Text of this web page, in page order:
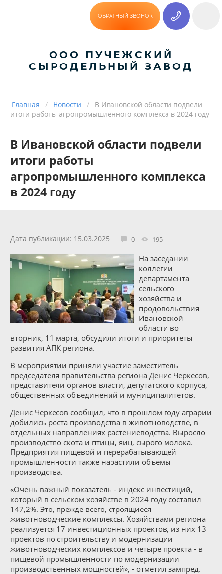
ОБРАТНЫЙ ЗВОНОК
ООО ПУЧЕЖСКИЙ
СЫРОДЕЛЬНЫЙ ЗАВОД
Главная / Новости /
В Ивановской области подвели
итоги работы агропромышленного комплекса в 2024 году
В Ивановской области подвели
итоги работы
агропромышленного комплекса
в 2024 году
Дата публикации: 15.03.2025 0 195
На заседании
коллегии
департамента
сельского
хозяйства и
продовольствия
Ивановской
области во
вторник, 11 марта, обсудили итоги и приоритеты
развития АПК региона.
В мероприятии приняли участие заместитель
председателя правительства региона Денис Черкесов,
представители органов власти, депутатского корпуса,
общественных объединений и муниципалитетов.
Денис Черкесов сообщил, что в прошлом году аграрии
добились роста производства в животноводстве, в
отдельных направлениях растениеводства. Выросло
производство скота и птицы, яиц, сырого молока.
Предприятия пищевой и перерабатывающей
промышленности также нарастили объемы
производства.
«Очень важный показатель - индекс инвестиций,
который в сельском хозяйстве в 2024 году составил
147,2%. Это, прежде всего, строящиеся
животноводческие комплексы. Хозяйствами региона
реализуется 17 инвестиционных проектов, из них 13
проектов по строительству и модернизации
животноводческих комплексов и четыре проекта - в
пищевой промышленности по модернизации
производственных мощностей», - отметил зампред.